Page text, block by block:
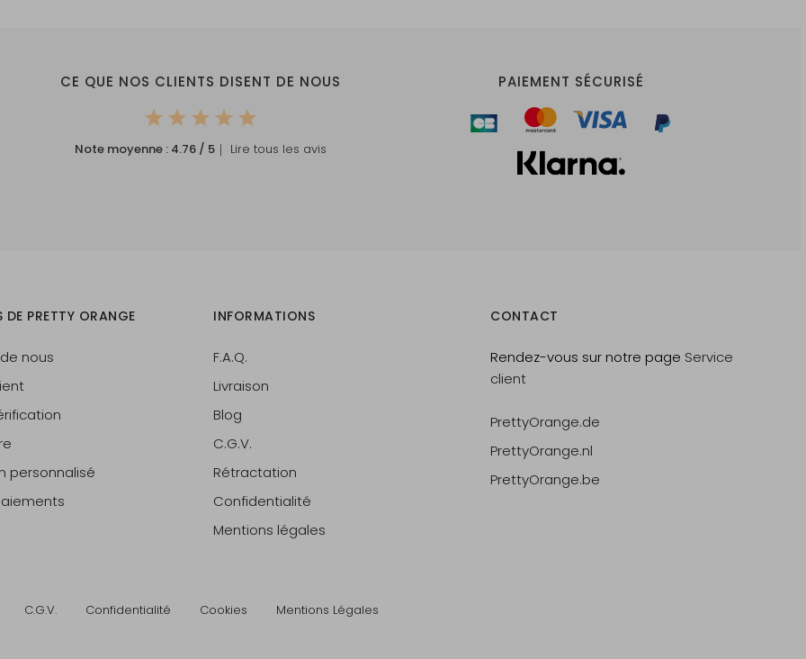
CE QUE NOS CLIENTS DISENT DE NOUS
Note moyenne : 4.76 / 5 ｜ Lire tous les avis
PAIEMENT SÉCURISÉ
DE PRETTY ORANGE
nous
personnalisé
INFORMATIONS
F.A.Q.
Livraison
Blog
C.G.V.
Rétractation
Confidentialité
Mentions légales
CONTACT
Rendez-vous sur notre page Service
client
PrettyOrange.de
PrettyOrange.nl
PrettyOrange.be
C.G.V. Confidentialité Cookies Mentions Légales